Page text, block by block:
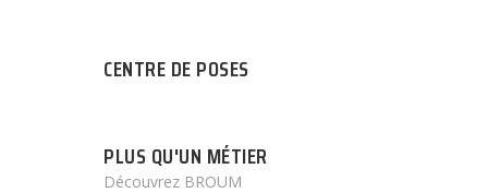
CENTRE DE POSES
PLUS QU'UN MÉTIER
Découvrez BROUM